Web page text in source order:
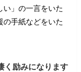
い」の一言をいた
の手紙などをいた
く励みになります